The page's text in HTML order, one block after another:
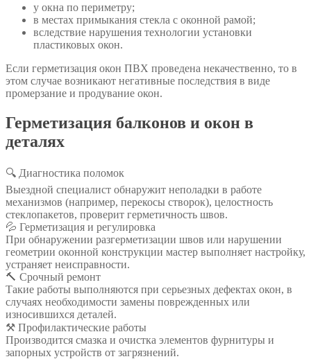
у окна по периметру;
в местах примыкания стекла с оконной рамой;
вследствие нарушения технологии установки
пластиковых окон.
Если герметизация окон ПВХ проведена некачественно, то в
этом случае возникают негативные последствия в виде
промерзание и продувание окон.
Герметизация балконов и окон в
деталях
🔍 Диагностика поломок
Выездной специалист обнаружит неполадки в работе
механизмов (например, перекосы створок), целостность
стеклопакетов, проверит герметичность швов.
💦 Герметизация и регулировка
При обнаружении разгерметизации швов или нарушении
геометрии оконной конструкции мастер выполняет настройку,
устраняет неисправности.
🔨 Срочный ремонт
Такие работы выполняются при серьезных дефектах окон, в
случаях необходимости замены поврежденных или
износившихся деталей.
⚒️ Профилактические работы
Производится смазка и очистка элементов фурнитуры и
запорных устройств от загрязнений.